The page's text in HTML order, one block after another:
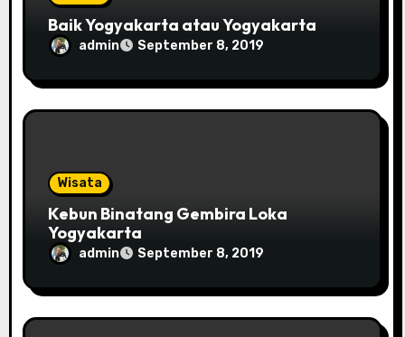
Baik Yogyakarta atau Yogyakarta
admin September 8, 2019
Wisata
Kebun Binatang Gembira Loka
Yogyakarta
admin September 8, 2019